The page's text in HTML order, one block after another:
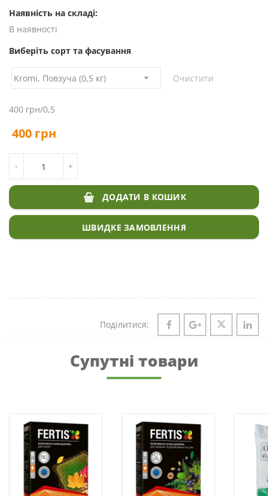
Наявність на складі:
В наявності
Виберіть сорт та фасування
Очистити
400 грн/0,5
400 грн
- +
ДОДАТИ В КОШИК
ШВИДКЕ ЗАМОВЛЕННЯ
Поділитися:
Супутні товари